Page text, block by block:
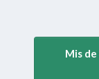
Mis